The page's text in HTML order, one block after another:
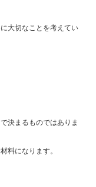
大切なことを考えてい
決まるものではありま
料になります。